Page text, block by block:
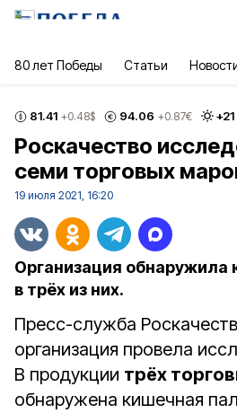
80 лет Победы Статьи
81.41 +0.48$ 94.06 +0.87€ +21
Роскачество
семи торговых
19 июля 2021, 16:20
Организация обнаружила
в трёх из них.
Пресс-служба
организация провела
В продукции трёх
обнаружена кишечная